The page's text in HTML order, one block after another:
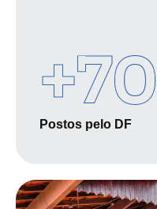
Postos pelo DF
+70